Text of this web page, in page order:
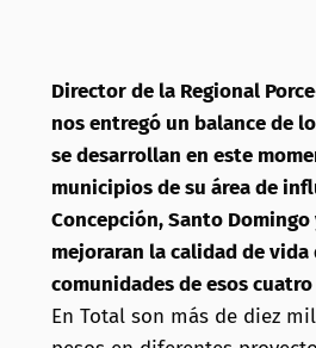
Director de la Regional
nos entregó un balance de
se desarrollan en este
municipios de su área de
Concepción, Santo Domingo
mejoraran la calidad de vida
comunidades de esos
En Total son más de diez